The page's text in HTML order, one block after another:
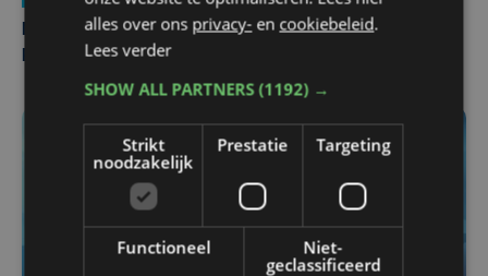
Man en vrouw dood aangetroffen in woning in Sint-
Pieters Brugge
alles over ons privacy- en cookiebeleid.
Lees verder
SHOW ALL PARTNERS(1192) →
Strikt
noodzakelijk
Prestatie Targeting
Functioneel
Niet-
geclassificeerd